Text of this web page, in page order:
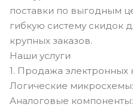
поставки по выгодным
гибкую систему скидок
крупных заказов.
Наши услуги
1. Продажа электронных
Логические
Аналоговые